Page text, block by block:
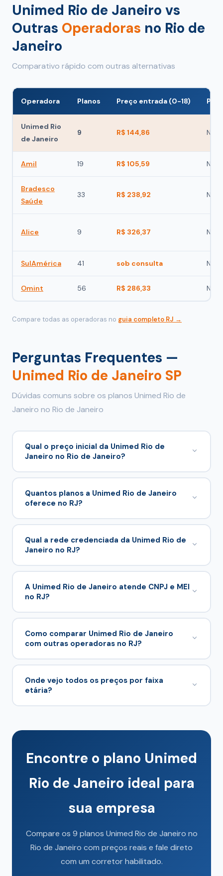
Unimed Rio de Janeiro vs
Outras Operadoras no Rio de
Janeiro
Comparativo rápido com outras alternativas
Operadora Planos Preço entrada (0-18)
Unimed Rio
de Janeiro
9 R$ 144,86 Não
Amil 19 R$ 105,59 Não
Bradesco
Saúde
33 R$ 238,92 Não
Alice 9 R$ 326,37 Não
SulAmérica 41 sob consulta Não
Omint 56 R$ 286,33 Não
Compare todas as operadoras no guia completo RJ →
Perguntas Frequentes —
Unimed Rio de Janeiro SP
Dúvidas comuns sobre os planos Unimed Rio de
Janeiro no Rio de Janeiro
Qual o preço inicial da Unimed Rio de
Janeiro no Rio de Janeiro?
A partir de R$ 144,86/mês para 0–18 anos e R$
206,31/mês para 24–28 anos no comparador.
Quantos planos a Unimed Rio de Janeiro
oferece no RJ?
9 planos em 9 tabelas comerciais.
Qual a rede credenciada da Unimed Rio de
Janeiro no RJ?
48 hospitais credenciados no Rio de Janeiro e
região, com abrangência mista nacional.
A Unimed Rio de Janeiro atende CNPJ e MEI
no RJ?
Simulação e proposta podem ser feitas no
cotador desta páginacom suporte daSuely
Corretora.
Como comparar Unimed Rio de Janeiro
com outras operadoras no RJ?
Compare comBradesco SaúdeeSulAméricano
pilarRio de Janeiro.
Onde vejo todos os preços por faixa
etária?
Encontre o plano Unimed
Rio de Janeiro ideal para
sua empresa
Compare os 9 planos Unimed Rio de Janeiro no
Rio de Janeiro com preços reais e fale direto
com um corretor habilitado.